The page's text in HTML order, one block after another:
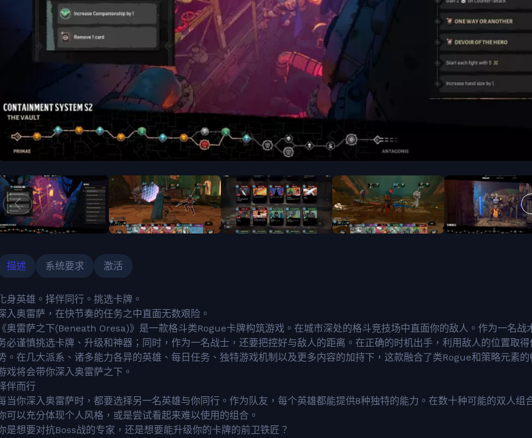
描述 系统要求 激活
身英雄。择伴同行。挑选卡牌。
入奥雷萨，在快节奏的任务之中直面无数艰险。
奥雷萨之下(Beneath Oresa)》是一款格斗类Rogue卡牌构筑游戏。在城市深处的格斗竞技场中直面你的敌人。作为一名战
必谨慎挑选卡牌、升级和神器；同时，作为一名战士，还要把控好与敌人的距离。在正确的时机出手，利用敌人的位置取得
。在几大派系、诸多能力各异的英雄、每日任务、独特游戏机制以及更多内容的加持下，这款融合了类Rogue和策略元素的
戏将会带你深入奥雷萨之下。
伴而行
当你深入奥雷萨时，都要选择另一名英雄与你同行。作为队友，每个英雄都能提供8种独特的能力。在数十种可能的双人组
可以充分体现个人风格，或是尝试看起来难以使用的组合。
是想要对抗Boss战的专家，还是想要能升级你的卡牌的前卫铁匠？